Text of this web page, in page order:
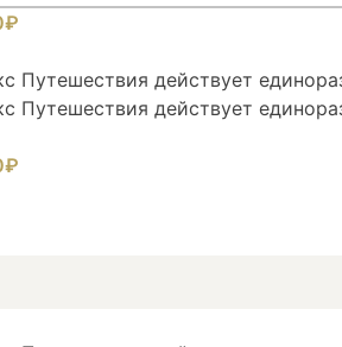
Путешествия действует
Путешествия действует